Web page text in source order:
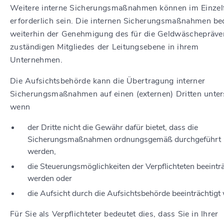
Weitere interne Sicherungsmaßnahmen können im
erforderlich sein. Die internen Sicherungsmaßnahmen
weiterhin der Genehmigung des für die
zuständigen Mitgliedes der Leitungsebene in ihrem
Unternehmen.
Die Aufsichtsbehörde kann die Übertragung interner
Sicherungsmaßnahmen auf einen (externen) Dritten
wenn
der Dritte nicht die Gewähr dafür bietet, dass die
Sicherungsmaßnahmen ordnungsgemäß durchgeführt
werden,
die Steuerungsmöglichkeiten der Verpflichteten
werden oder
die Aufsicht durch die Aufsichtsbehörde beeinträchtigt
Für Sie als Verpflichteter bedeutet dies, dass Sie in Ihrer